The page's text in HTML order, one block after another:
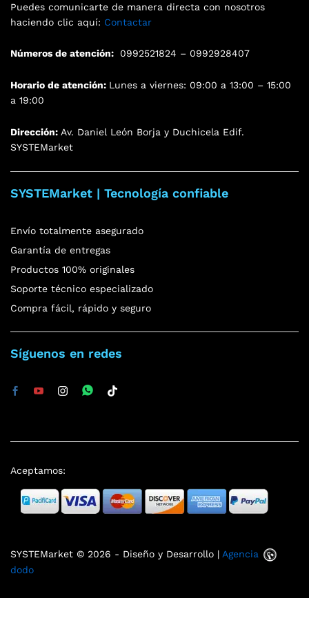
Puedes comunicarte de manera directa con nosotros
haciendo clic aquí: Contactar
Números de atención: 0992521824 – 0992928407
Horario de atención: Lunes a viernes: 09:00 a 13:00 – 15:00
a 19:00
Dirección: Av. Daniel León Borja y Duchicela Edif.
SYSTEMarket
SYSTEMarket | Tecnología confiable
Envío totalmente asegurado
Garantía de entregas
Productos 100% originales
Soporte técnico especializado
Compra fácil, rápido y seguro
Síguenos en redes
SYSTEMarket © 2026 - Diseño y Desarrollo | Agencia
dodo
Aceptamos: